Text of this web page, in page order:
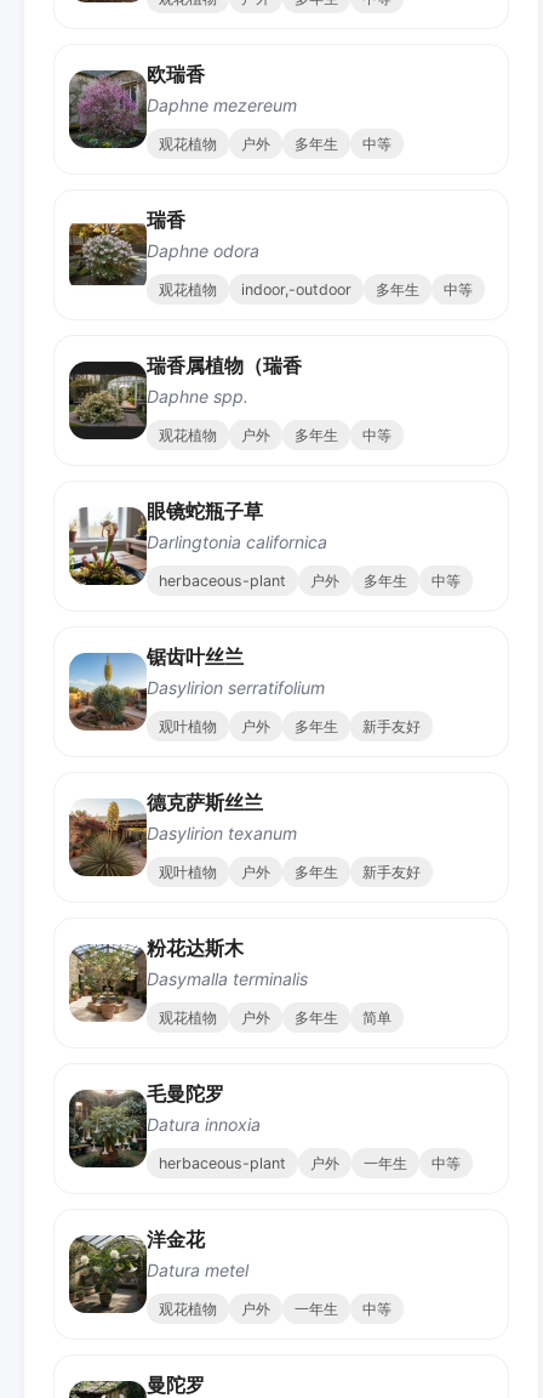
欧瑞香
Daphne mezereum
观花植物 户外 多年生 中等
瑞香
Daphne odora
观花植物 indoor,-outdoor 多年生 中等
瑞香属植物（瑞香
Daphne spp.
观花植物 户外 多年生 中等
眼镜蛇瓶子草
Darlingtonia californica
herbaceous-plant 户外 多年生 中等
锯齿叶丝兰
Dasylirion serratifolium
观叶植物 户外 多年生 新手友好
德克萨斯丝兰
Dasylirion texanum
观叶植物 户外 多年生 新手友好
粉花达斯木
Dasymalla terminalis
观花植物 户外 多年生 简单
毛曼陀罗
Datura innoxia
herbaceous-plant 户外 一年生 中等
洋金花
Datura metel
观花植物 户外 一年生 中等
曼陀罗